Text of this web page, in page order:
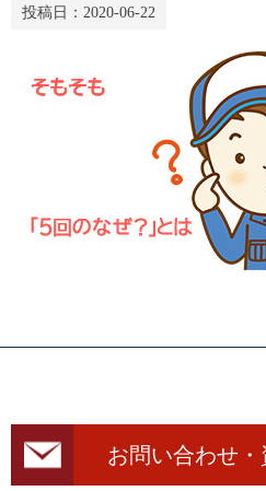
投稿日： 2020-06-22
お問い合わせ